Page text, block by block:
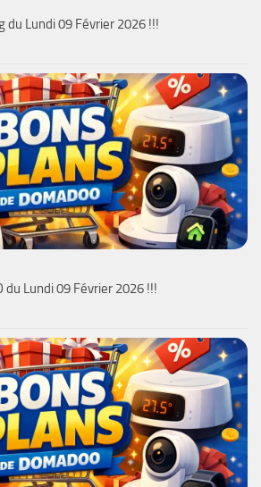
du Lundi 09 Février 2026 !!!
du Lundi 09 Février 2026 !!!